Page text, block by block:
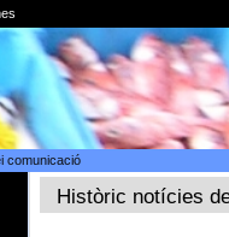
comunicació
Històric notícies